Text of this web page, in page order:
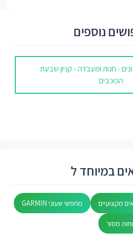
נוספים
- חנות ומעבדה - קניון שבעת
הכוכבים
במיוחד ל
מקצועיים מחפשי שעוני GARMIN
מסור